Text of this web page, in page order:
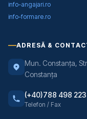
info-angajari.ro
info-formare.ro
ADRESĂ &
Mun. Constanța,
Constanța
(+40)788 498 223
Telefon / Fax